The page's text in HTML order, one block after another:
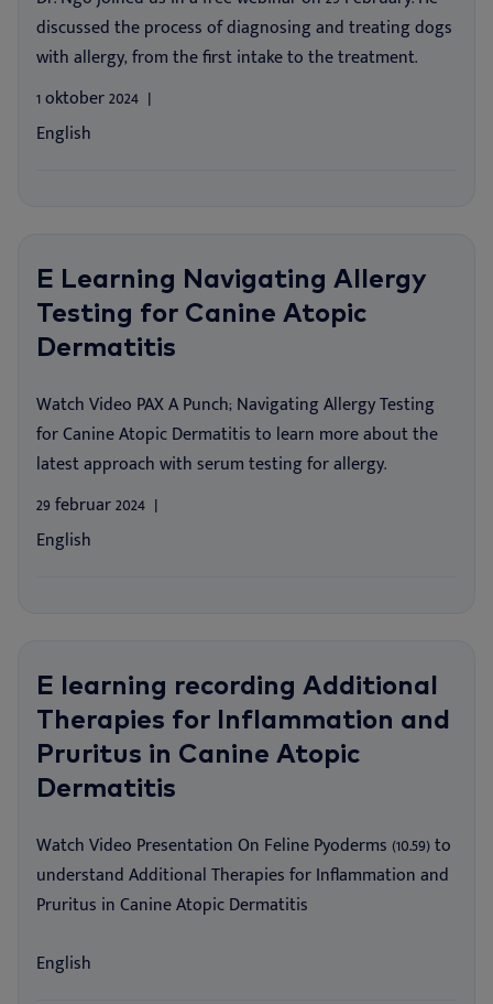
discussed the process of diagnosing and treating dogs
with allergy, from the first intake to the treatment.
1 oktober 2024
English
E Learning Navigating Allergy
Testing for Canine Atopic
Dermatitis
Watch Video PAX A Punch; Navigating Allergy Testing
for Canine Atopic Dermatitis to learn more about the
latest approach with serum testing for allergy.
29 februar 2024
English
E learning recording Additional
Therapies for Inflammation and
Pruritus in Canine Atopic
Dermatitis
Watch Video Presentation On Feline Pyoderms (10.59) to
understand Additional Therapies for Inflammation and
Pruritus in Canine Atopic Dermatitis
English